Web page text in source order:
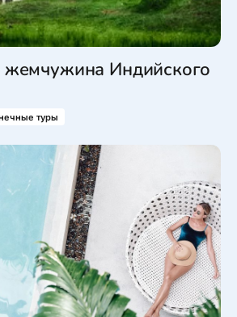
Индийского
туры